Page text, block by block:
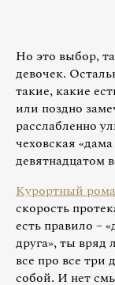
Но это выбор,
девочек.
такие, какие
или поздно
расслабленно
чеховская
девятнадцатом
Курортный
скорость
есть правило –
друга», ты вряд
все про все три
собой. И нет